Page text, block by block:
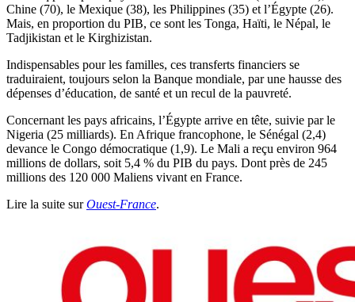
Chine (70), le Mexique (38), les Philippines (35) et l’Égypte (26).
Mais, en proportion du PIB, ce sont les Tonga, Haïti, le Népal, le
Tadjikistan et le Kirghizistan.
Indispensables pour les familles, ces transferts financiers se
traduiraient, toujours selon la Banque mondiale, par une hausse des
dépenses d’éducation, de santé et un recul de la pauvreté.
Concernant les pays africains, l’Égypte arrive en tête, suivie par le
Nigeria (25 milliards). En Afrique francophone, le Sénégal (2,4)
devance le Congo démocratique (1,9). Le Mali a reçu environ 964
millions de dollars, soit 5,4 % du PIB du pays. Dont près de 245
millions des 120 000 Maliens vivant en France.
Lire la suite surOuest-France.